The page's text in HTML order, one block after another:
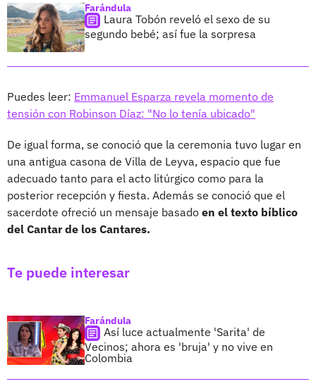
Farándula
Laura Tobón reveló el sexo de su
segundo bebé; así fue la sorpresa
Puedes leer: Emmanuel Esparza revela momento de
tensión con Robinson Díaz: "No lo tenía ubicado"
De igual forma, se conoció que la ceremonia tuvo lugar en
una antigua casona de Villa de Leyva, espacio que fue
adecuado tanto para el acto litúrgico como para la
posterior recepción y fiesta. Además se conoció que el
sacerdote ofreció un mensaje basado en el texto bíblico
del Cantar de los Cantares.
Te puede interesar
Farándula
Así luce actualmente 'Sarita' de
Vecinos; ahora es 'bruja' y no vive en
Colombia